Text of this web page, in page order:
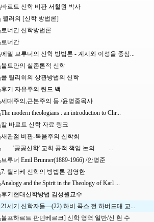
바르트 신학 비판 서철원 박사
뮐러의 [신학 방법론]
로너간 신학방법론
로너간
에밀 브루너의 신학 방법론 - 계시와 이성을 중심...
불트만의 실존론적 신학
폴 틸리히의 상관방법의 신학
후기 자유주의 린드 백
세대주의,근본주의 등 /윤명중목사
The modern theologians : an introduction to Chr...
칼 바르트 신학 자료 링크
새관점 비판-복음주의 신학회
'공공신학' 교회 공적 책임 논의 ...
브루너 Emil Brunner(1889-1966) /안명준
7. 틸리케 신학의 방법론 김영한
Analogy and the Spirit in the Theology of Karl ...
후기현대신학방법 김성원교수
21세기 신학자들―(22) 하비 콕스 전 하버드대 교...
볼프하르트 판넨베르크] 신학 영역 일반/신 현 수